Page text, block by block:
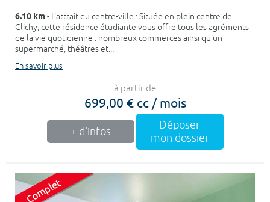
6.10 km- L'attrait du centre-ville : Située en plein centre de
Clichy, cette résidence étudiante vous offre tous les agréments
de la vie quotidienne : nombreux commerces ainsi qu'un
supermarché, théâtres et...
En savoir plus
à partir de
699,00 € cc / mois
+ d'infos
Déposer
mon dossier